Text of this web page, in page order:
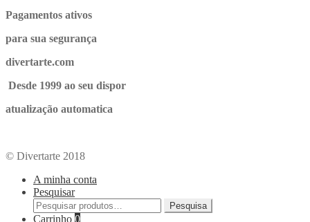
Pagamentos ativos
para sua segurança
divertarte.com
Desde 1999 ao seu dispor
atualização automatica
© Divertarte 2018
A minha conta
Pesquisar
Pesquisa
Carrinho 0